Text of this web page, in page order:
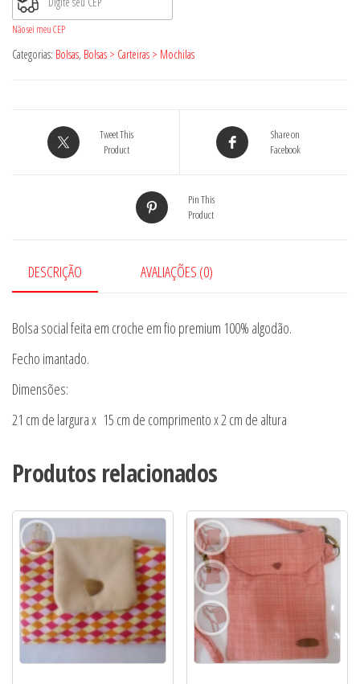
Não sei meu CEP
Categorias: Bolsas, Bolsas > Carteiras > Mochilas
Tweet This
Product
Share on
Facebook
Pin This
Product
DESCRIÇÃO AVALIAÇÕES (0)
Bolsa social feita em croche em fio premium 100% algodão.
Fecho imantado.
Dimensões:
21 cm de largura x 15 cm de comprimento x 2 cm de altura
Produtos relacionados